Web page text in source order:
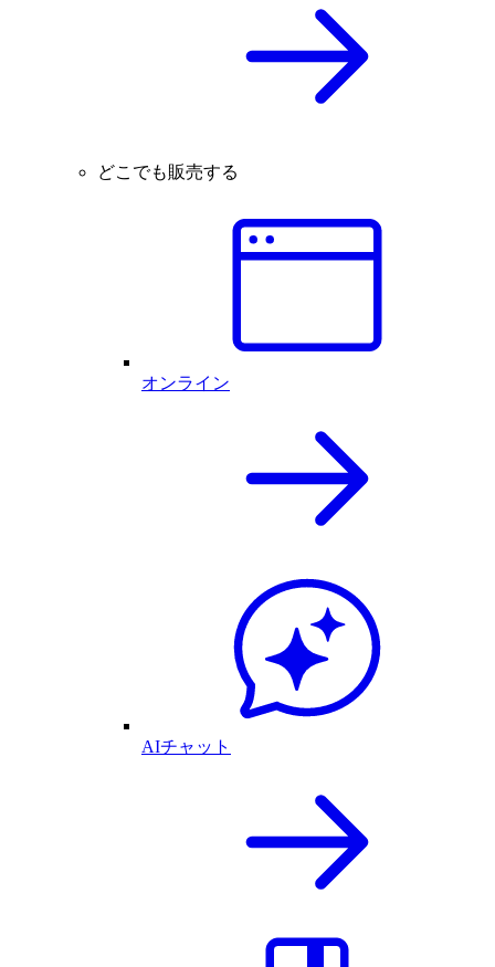
どこでも販売する
オンライン
AIチャット